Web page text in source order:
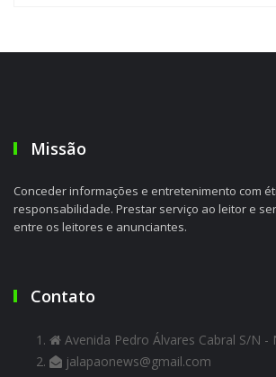
Missão
Conceder informações e entretenimento com
responsabilidade. Prestar serviço ao leitor e
entre os leitores e anunciantes.
Contato
Avenida Pedro Álvares Cabral S/N
jalapaonews@gmail.com